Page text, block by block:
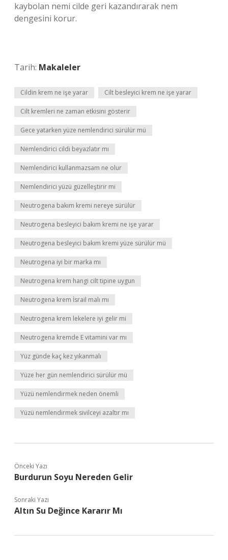
kaybolan nemi cilde geri kazandırarak nem
dengesini korur.
Tarih: Makaleler
Cildin krem ne işe yarar Cilt besleyici krem ne işe yarar
Cilt kremleri ne zaman etkisini gösterir
Gece yatarken yüze nemlendirici sürülür mü
Nemlendirici cildi beyazlatır mı
Nemlendirici kullanmazsam ne olur
Nemlendirici yüzü güzelleştirir mi
Neutrogena bakım kremi nereye sürülür
Neutrogena besleyici bakım kremi ne işe yarar
Neutrogena besleyici bakım kremi yüze sürülür mü
Neutrogena iyi bir marka mı
Neutrogena krem hangi cilt tipine uygun
Neutrogena krem İsrail malı mı
Neutrogena krem lekelere iyi gelir mi
Neutrogena kremde E vitamini var mı
Yüz günde kaç kez yıkanmalı
Yüze her gün nemlendirici sürülür mü
Yüzü nemlendirmek neden önemli
Yüzü nemlendirmek sivilceyi azaltır mı
Önceki Yazı
Burdurun Soyu Nereden Gelir
Sonraki Yazı
Altın Su Değince Kararır Mı